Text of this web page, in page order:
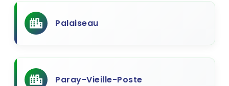
Palaiseau
Paray-Vieille-Poste